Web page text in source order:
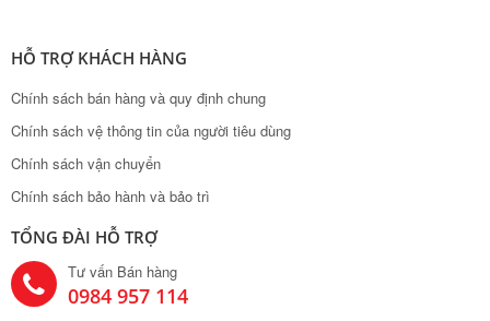
HỖ TRỢ KHÁCH HÀNG
Chính sách bán hàng và quy định chung
Chính sách vệ thông tin của người tiêu dùng
Chính sách vận chuyển
Chính sách bảo hành và bảo trì
TỔNG ĐÀI HỖ TRỢ
Tư vấn Bán hàng
0984 957 114